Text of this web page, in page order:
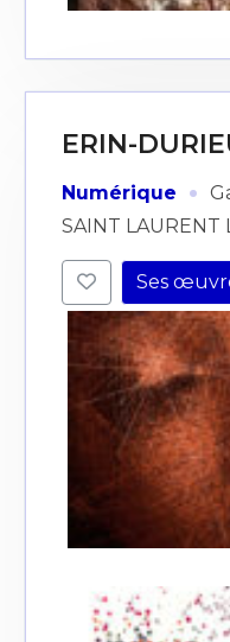
ERIN-
Numérique ·
SAINT LAURENT
Ses